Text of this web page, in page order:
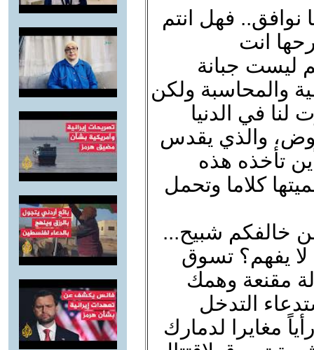
فهل انتم
انت
ليست جبانة
والمحاسبة ولكن
في الدنيا
والذي يقدس
تأخذه هذه
كلاما وتحمل
خالفكم شبيح...
يفهم؟ تسوق
مقنعة وهمك
التدخل
مغايرا لدمارك